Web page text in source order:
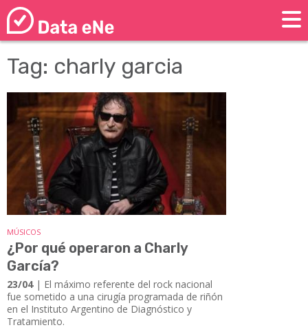
Tag: charly garcia
MÚSICOS
¿Por qué operaron a Charly
García?
23/04| ​​​​​​​El máximo referente del rock nacional
fue sometido a una cirugía programada de riñón
en el Instituto Argentino de Diagnóstico y
Tratamiento.